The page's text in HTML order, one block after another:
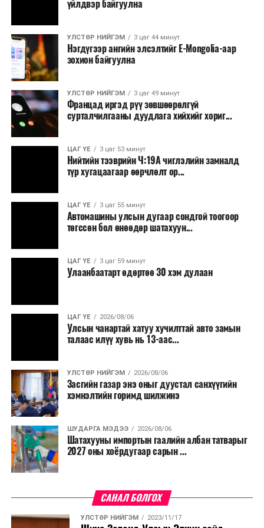
үйлдвэр байгуулна
УЛСТӨР НИЙГЭМ 3 цаг 44 минут
Нэгдүгээр ангийн элсэлтийг E-Mongolia-аар
зохион байгуулна
УЛСТӨР НИЙГЭМ 3 цаг 49 минут
Францад иргэд рүү зөвшөөрөлгүй
сурталчилгааны дуудлага хийхийг хориг...
ЦАГ ҮЕ 3 цаг 53 минут
Нийтийн тээврийн Ч:19А чиглэлийн замналд
түр хугацаагаар өөрчлөлт ор...
ЦАГ ҮЕ 3 цаг 55 минут
Автомашины улсын дугаар сондгой тоогоор
төгссөн бол өнөөдөр шатахуун...
ЦАГ ҮЕ 3 цаг 59 минут
Улаанбаатарт өдөртөө 30 хэм дулаан
ЦАГ ҮЕ 2026/08/06
Улсын чанартай хатуу хучилттай авто замын
талаас илүү хувь нь 13-аас...
УЛСТӨР НИЙГЭМ 2026/08/06
Засгийн газар энэ оныг дуустал санхүүгийн
хэмнэлтийн горимд шилжинэ
ШУДАРГА МЭДЭЭ 2026/08/06
Шатахууны импортын гаалийн албан татварыг
2027 оны хоёрдугаар сарын ...
САНАЛ БОЛГОХ
УЛСТӨР НИЙГЭМ 2023/11/17